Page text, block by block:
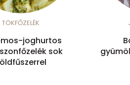
TÖKFŐZELÉK
joghurtos
sok